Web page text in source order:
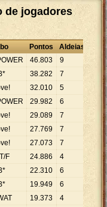
de jogadores
Pontos
Aldeias
46.803
9
38.282
7
32.010
5
29.982
6
29.089
7
27.769
7
27.073
7
F 24.886
4
22.310
6
19.949
6
19.373
4